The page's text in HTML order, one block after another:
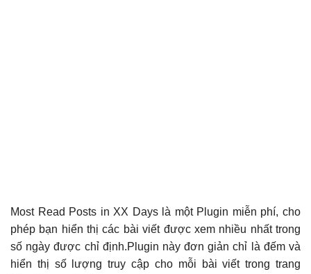
Most Read Posts in XX Days là một Plugin miễn phí, cho
phép bạn hiển thị các bài viết được xem nhiều nhất trong
số ngày được chỉ định.Plugin này đơn giản chỉ là đếm và
hiển thị số lượng truy cập cho mỗi bài viết trong trang